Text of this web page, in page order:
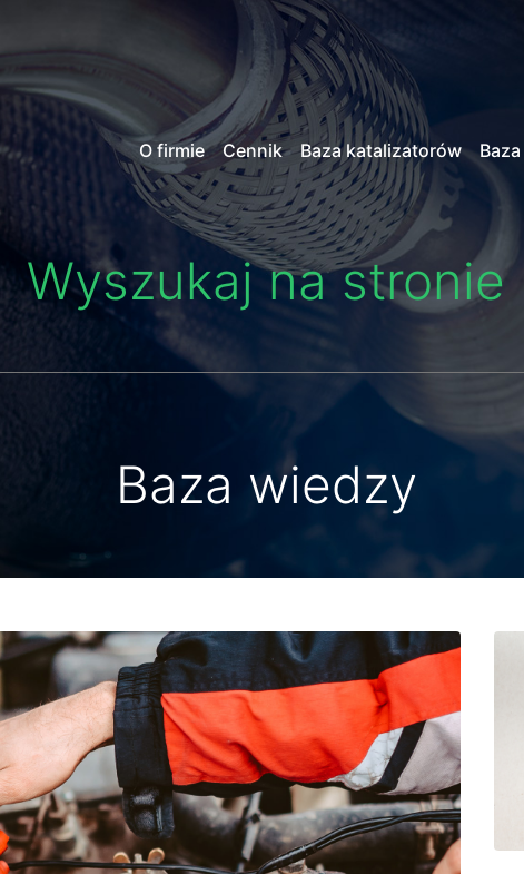
O firmie Cennik Baza katalizatorów
Wyszukaj na stronie
Baza wiedzy